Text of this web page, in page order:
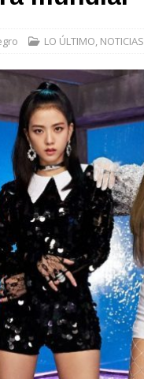
LO ÚLTIMO, NOTICIAS